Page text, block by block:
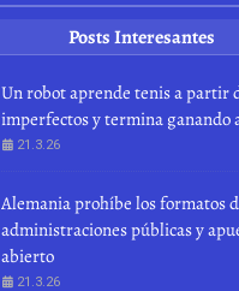
Posts Interesantes
Un robot aprende tenis a partir
imperfectos y termina ganando
21.3.26
Alemania prohíbe los formatos
administraciones públicas y
abierto
21.3.26